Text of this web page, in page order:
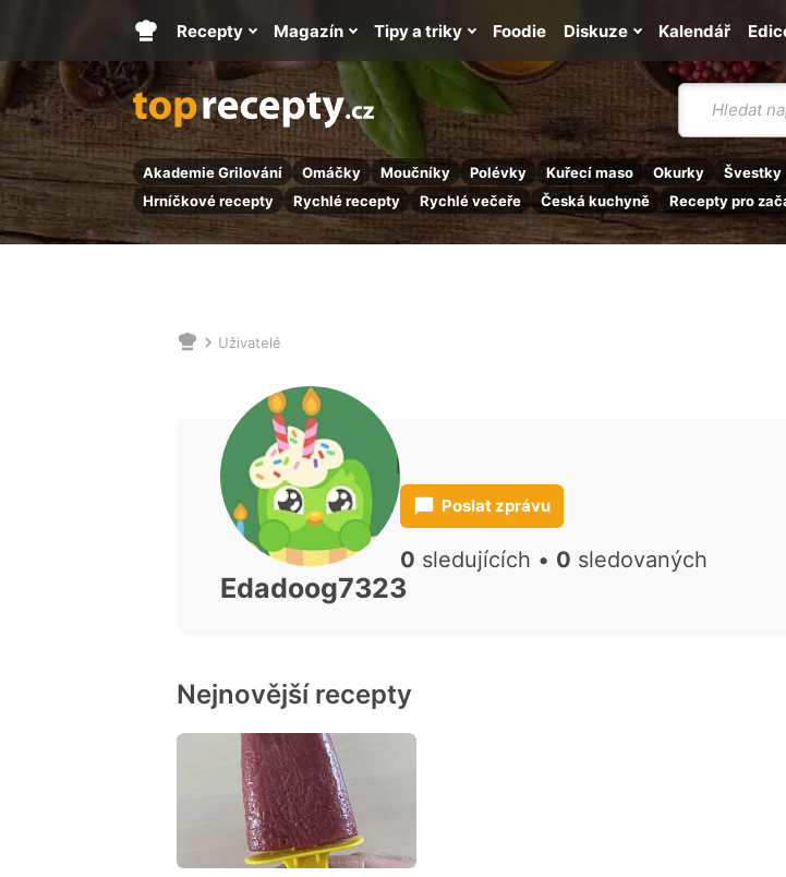
Vyhledávání
Akademie Grilování Omáčky Moučníky Polévky Kuřecí maso Okurky Švestky
Hrníčkové recepty
Rychlé recepty Rychlé večeře Česká kuchyně Recepty pro
Hlavní
stránka
Recepty Magazín Tipy a triky Kalendář
Foodie Diskuze
NacházíteUživatelé
Edadoog7323
Poslat zprávu
0 sledujících • 0 sledovaných
Nejnovější recepty